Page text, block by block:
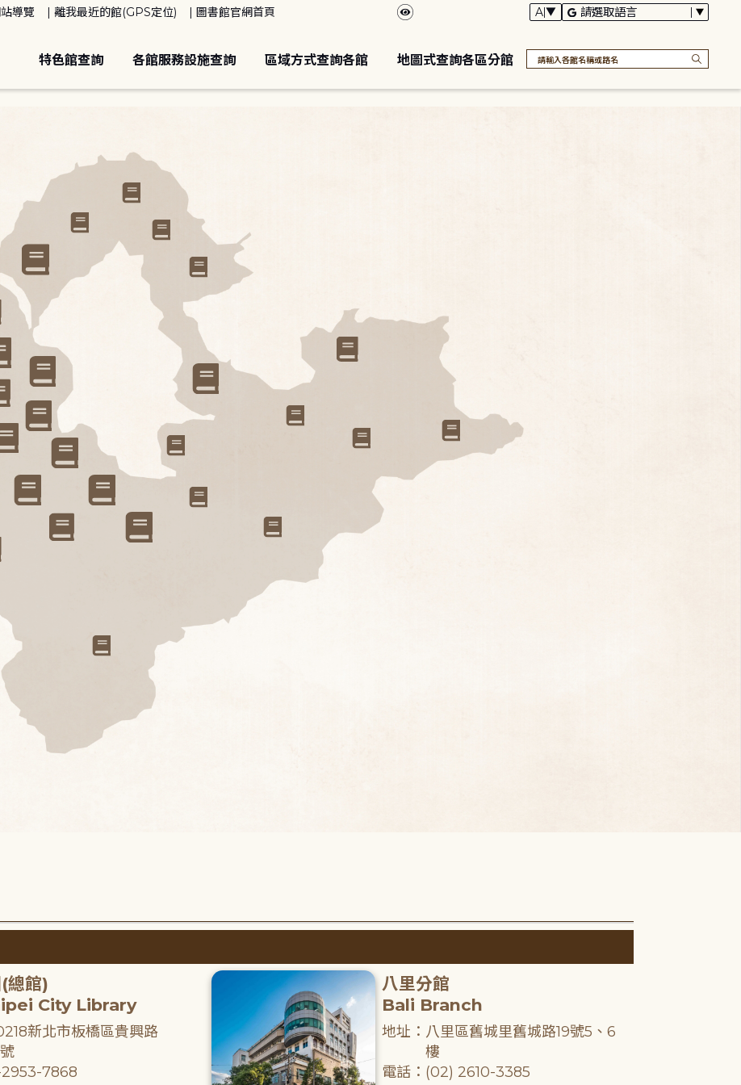
導覽 離我最近的館(GPS定位) 圖書館官網首頁
特色館查詢 各館服務設施查詢 區域方式查詢各館 地圖式查詢各區分館
總館)
City Library
新北市板橋區貴興路
7868
八里分館
Bali Branch
地址：八里區舊城里舊城路19號5、6
樓
電話：(02) 2610-3385